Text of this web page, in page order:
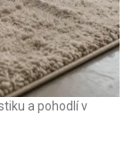
a pohodlí v